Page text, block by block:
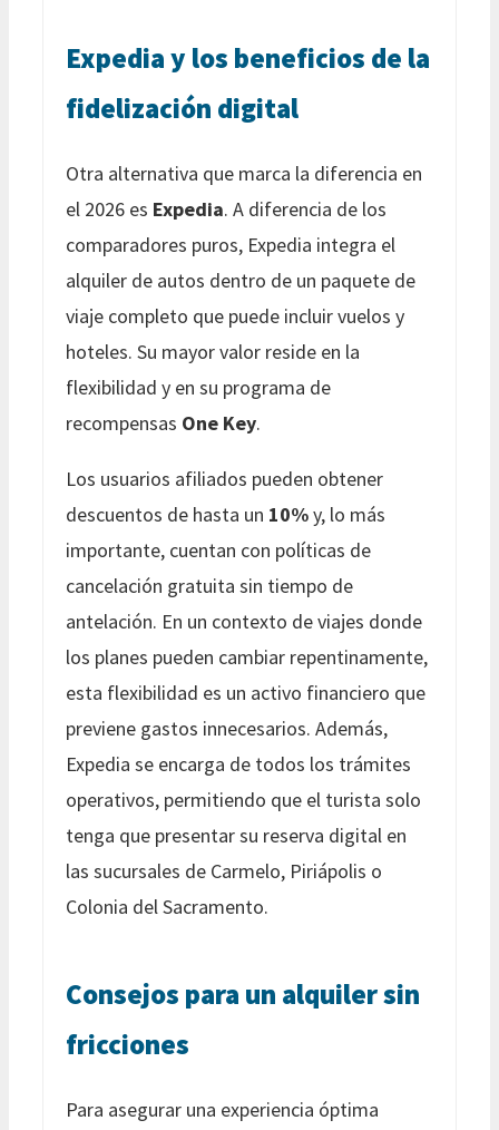
Expedia y los beneficios de la
fidelización digital
Otra alternativa que marca la diferencia en
el 2026 es Expedia. A diferencia de los
comparadores puros, Expedia integra el
alquiler de autos dentro de un paquete de
viaje completo que puede incluir vuelos y
hoteles. Su mayor valor reside en la
flexibilidad y en su programa de
recompensas One Key.
Los usuarios afiliados pueden obtener
descuentos de hasta un 10%y, lo más
importante, cuentan con políticas de
cancelación gratuita sin tiempo de
antelación. En un contexto de viajes donde
los planes pueden cambiar repentinamente,
esta flexibilidad es un activo financiero que
previene gastos innecesarios. Además,
Expedia se encarga de todos los trámites
operativos, permitiendo que el turista solo
tenga que presentar su reserva digital en
las sucursales de Carmelo, Piriápolis o
Colonia del Sacramento.
Consejos para un alquiler sin
fricciones
Para asegurar una experiencia óptima